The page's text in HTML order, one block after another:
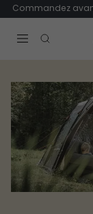
Commandez
Open